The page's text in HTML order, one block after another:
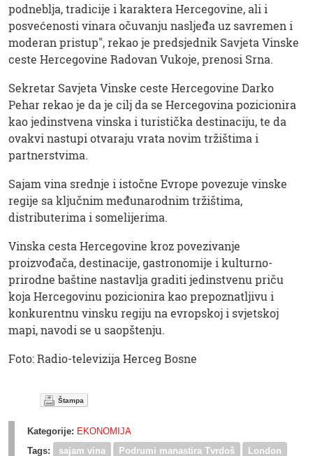
podneblja, tradicije i karaktera Hercegovine, ali i
posvećenosti vinara očuvanju nasljeđa uz savremen i
moderan pristup", rekao je predsjednik Savjeta Vinske
ceste Hercegovine Radovan Vukoje, prenosi Srna.
Sekretar Savjeta Vinske ceste Hercegovine Darko
Pehar rekao je da je cilj da se Hercegovina pozicionira
kao jedinstvena vinska i turistička destinaciju, te da
ovakvi nastupi otvaraju vrata novim tržištima i
partnerstvima.
Sajam vina srednje i istočne Evrope povezuje vinske
regije sa ključnim međunarodnim tržištima,
distributerima i somelijerima.
Vinska cesta Hercegovine kroz povezivanje
proizvođača, destinacije, gastronomije i kulturno-
prirodne baštine nastavlja graditi jedinstvenu priču
koja Hercegovinu pozicionira kao prepoznatljivu i
konkurentnu vinsku regiju na evropskoj i svjetskoj
mapi, navodi se u saopštenju.
Foto: Radio-televizija Herceg Bosne
Štampa
Kategorije: EKONOMIJA
Tags:
sajam vina Podrumi manastira Tvrdoš
London